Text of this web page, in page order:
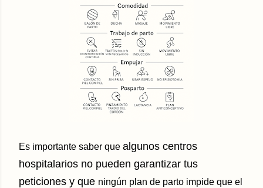
Es importante saber que algunos centros
hospitalarios no pueden garantizar tus
peticiones y que ningún plan de parto impide que el